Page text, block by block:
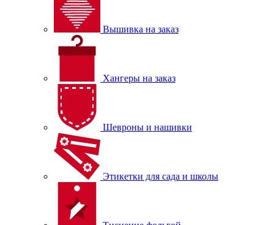
Вышивка на заказ
Хангеры на заказ
Шевроны и нашивки
Этикетки для сада и школы